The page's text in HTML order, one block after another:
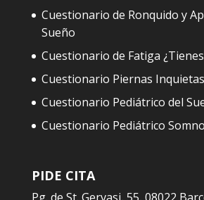
Cuestionario de Ronquido y
Sueño
Cuestionario de Fatiga
Cuestionario Piernas Inquietas
Cuestionario Pediátrico del
Cuestionario Pediátrico
PIDE CITA